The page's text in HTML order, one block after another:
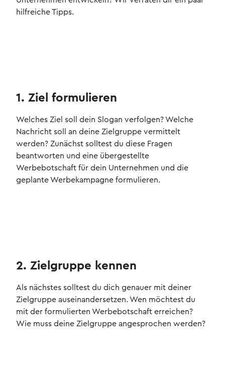
hilfreiche Tipps.
1. Ziel formulieren
Welches Ziel soll dein Slogan verfolgen? Welche
Nachricht soll an deine Zielgruppe vermittelt
werden? Zunächst solltest du diese Fragen
beantworten und eine übergestellte
Werbebotschaft für dein Unternehmen und die
geplante Werbekampagne formulieren.
2. Zielgruppe kennen
Als nächstes solltest du dich genauer mit deiner
Zielgruppe auseinandersetzen. Wen möchtest du
mit der formulierten Werbebotschaft erreichen?
Wie muss deine Zielgruppe angesprochen werden?